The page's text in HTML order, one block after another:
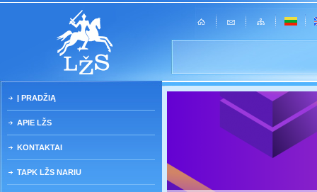
Į PRADŽIĄ
APIE LŽS
KONTAKTAI
TAPK LŽS NARIU